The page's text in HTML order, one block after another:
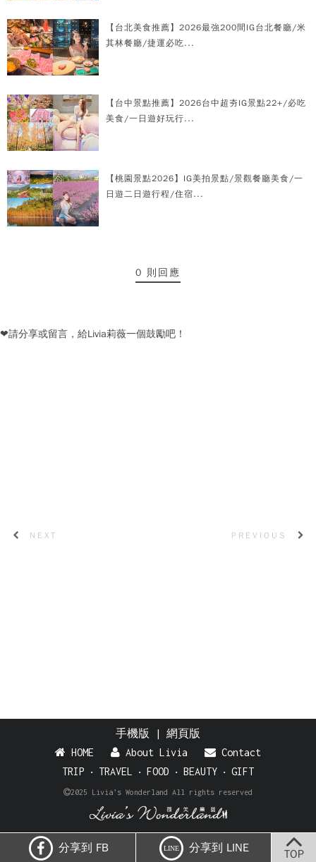
【台北美食推薦】2026最強200間IG台北餐廳/米
其林餐廳/捷運必吃...
【台中景點推薦】2026台中超夯IG景點22+/必吃
美食/一日遊好玩行...
【桃園景點2026】IG美拍景點/景觀餐廳美食/一
日遊二日遊行程/住宿...
0 則回應
❤請分享或留言，給Livia莉薇一個鼓勵吧！
NEXT PREVIOUS
手機版 | 網頁版
HOME
About Livia
Contact
TRIP ‧ TRAVEL ‧ FOOD ‧ BEAUTY ‧ GIFT
2025 Livia’s Wonderland All rights reserved
分享到 FB LINE 分享到 LINE TOP